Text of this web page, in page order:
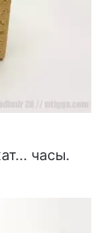
часы.